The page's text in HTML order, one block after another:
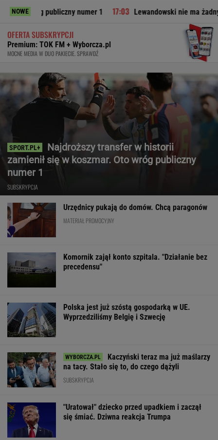
NOWE numer 1 Lewandowski nie ma żadnych szans.
OFERTA SUBSKRYPCJI
Premium: TOK FM + Wyborcza.pl
MOCNE MEDIA W DUO PAKIECIE. SPRAWDŹ
Najdroższy transfer w historii
zamienił się w koszmar. Oto wróg publiczny
numer 1
SUBSKRYPCJA
Urzędnicy pukają do domów. Chcą paragonów
MATERIAŁ PROMOCYJNY
Komornik zajął konto szpitala. "Działanie bez
precedensu"
Polska jest już szóstą gospodarką w UE.
Wyprzedziliśmy Belgię i Szwecję
Kaczyński teraz ma już maślarzy
na tacy. Stało się to, do czego dążyli
SUBSKRYPCJA
"Uratował" dziecko przed upadkiem i zaczął
się śmiać. Dziwna reakcja Trumpa